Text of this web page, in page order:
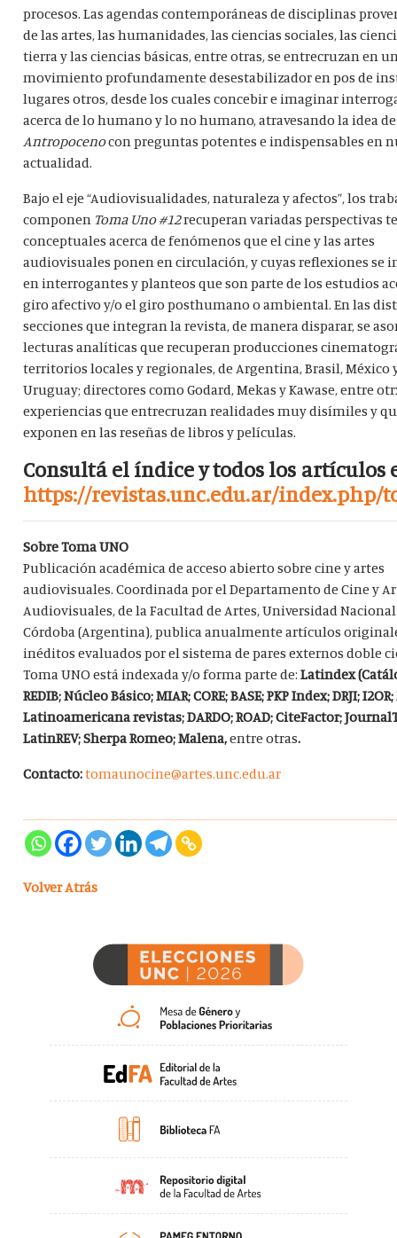
procesos. Las agendas contemporáneas de disciplinas
de las artes, las humanidades, las ciencias sociales, las
tierra y las ciencias básicas, entre otras, se entrecruzan en
movimiento profundamente desestabilizador en pos de
lugares otros, desde los cuales concebir e imaginar
acerca de lo humano y lo no humano, atravesando la idea de
Antropocenocon preguntas potentes e indispensables en
actualidad.
Bajo el eje “Audiovisualidades, naturaleza y afectos”, los
componen Toma Uno #12recuperan variadas perspectivas
conceptuales acerca de fenómenos que el cine y las artes
audiovisuales ponen en circulación, y cuyas reflexiones se
en interrogantes y planteos que son parte de los estudios
giro afectivo y/o el giro posthumano o ambiental. En las
secciones que integran la revista, de manera disparar, se
lecturas analíticas que recuperan producciones
territorios locales y regionales, de Argentina, Brasil, México
Uruguay; directores como Godard, Mekas y Kawase, entre
experiencias que entrecruzan realidades muy disímiles y
exponen en las reseñas de libros y películas.
Consultá el índice y todos los artículos
https://revistas.unc.edu.ar/index.php/
Sobre Toma UNO
Publicación académica de acceso abierto sobre cine y artes
audiovisuales. Coordinada por el Departamento de Cine y
Audiovisuales, de la Facultad de Artes, Universidad
Córdoba (Argentina), publica anualmente artículos
inéditos evaluados por el sistema de pares externos doble
Toma UNO está indexada y/o forma parte de:Latindex
REDIB; Núcleo Básico; MIAR; CORE; BASE; PKP Index; DRJI;
Latinoamericana revistas; DARDO; ROAD; CiteFactor;
LatinREV; Sherpa Romeo; Malena,entre otras.
Contacto:tomaunocine@artes.unc.edu.ar
Volver Atrás